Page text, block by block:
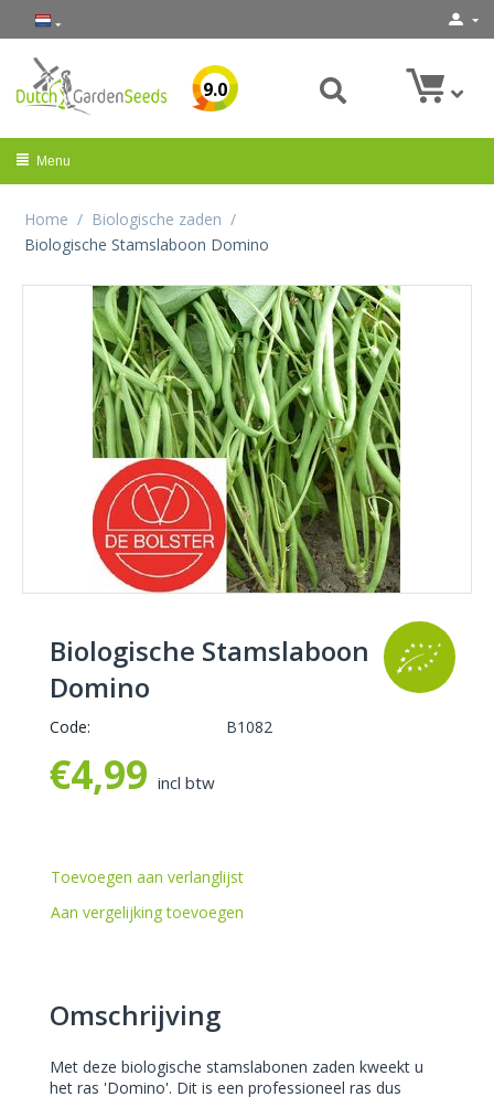
9.0
Menu
Home / Biologische zaden /
Biologische Stamslaboon Domino
Biologische Stamslaboon
Domino
Code: B1082
€4,99 incl btw
Toevoegen aan verlanglijst
Aan vergelijking toevoegen
Omschrijving
Met deze biologische stamslabonen zaden kweekt u
het ras 'Domino'. Dit is een professioneel ras dus